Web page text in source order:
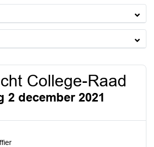
College-Raad
2 december 2021